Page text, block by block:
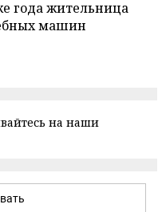
года жительница
машин
на наши